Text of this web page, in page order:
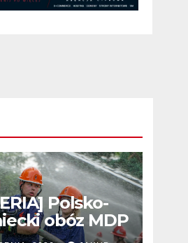
Polsko-
obóz MDP